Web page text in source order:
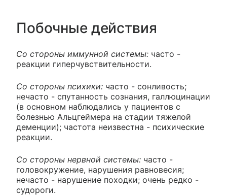
Побочные действия
Со стороны иммунной системы: часто -
реакции гиперчувствительности.
Со стороны психики: часто - сонливость;
нечасто - спутанность сознания, галлюцинации
(в основном наблюдались у пациентов с
болезнью Альцгеймера на стадии тяжелой
деменции); частота неизвестна - психические
реакции.
Со стороны нервной системы: часто -
головокружение, нарушения равновесия;
нечасто - нарушение походки; очень редко -
судороги.